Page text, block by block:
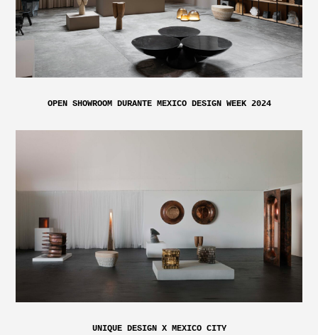
OPEN SHOWROOM DURANTE MEXICO DESIGN WEEK 2024
UNIQUE DESIGN X MEXICO CITY